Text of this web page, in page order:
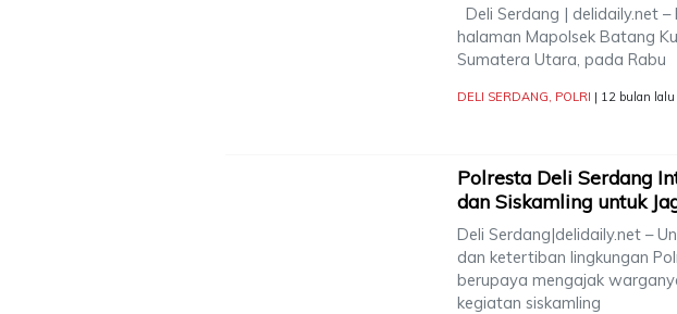
Deli Serdang | delidaily.net
halaman Mapolsek Batang
Sumatera Utara, pada Rabu
DELI SERDANG, POLRI | 12 bulan lalu
Polresta Deli Serdang
dan Siskamling untuk
Deli Serdang|delidaily.net –
dan ketertiban lingkungan
berupaya mengajak
kegiatan siskamling